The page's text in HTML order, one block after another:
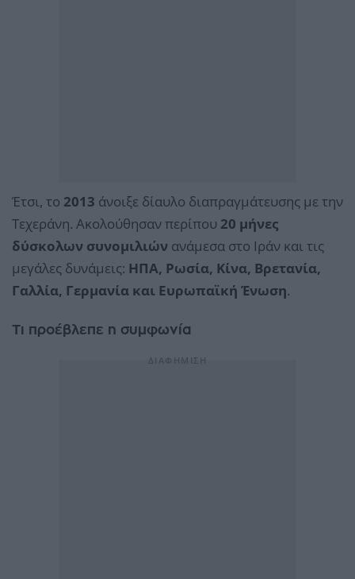
Έτσι, το 2013 άνοιξε δίαυλο διαπραγμάτευσης με την
Τεχεράνη. Ακολούθησαν περίπου 20 μήνες
δύσκολων συνομιλιών ανάμεσα στο Ιράν και τις
μεγάλες δυνάμεις: ΗΠΑ, Ρωσία, Κίνα, Βρετανία,
Γαλλία, Γερμανία και Ευρωπαϊκή Ένωση.
Τι προέβλεπε η συμφωνία